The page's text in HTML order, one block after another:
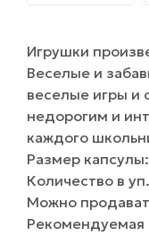
Игрушки
Веселые и
веселые игры и
недорогим и
каждого
Размер
Количество в
Можно
Рекомендуемая